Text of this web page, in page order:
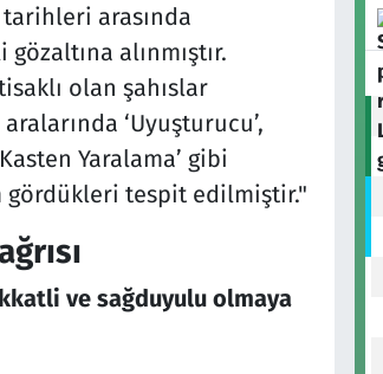
arasında
alınmıştır.
olan şahıslar
‘Uyuşturucu’,
Yaralama’ gibi
gördükleri tespit edilmiştir."
ve sağduyulu olmaya